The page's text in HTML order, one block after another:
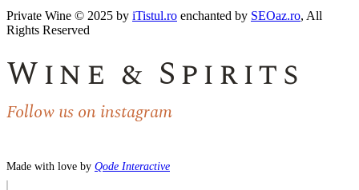
Private Wine © 2025 by iTistul.ro enchanted by SEOaz.ro, All
Rights Reserved
Wine & Spirits
Follow us on instagram
Made with love by Qode Interactive